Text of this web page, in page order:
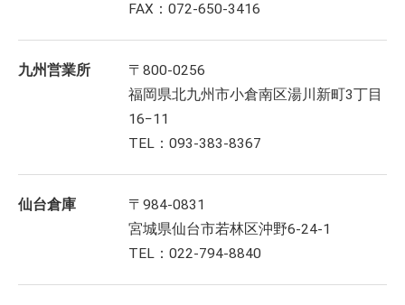
FAX：072-650-3416
九州営業所
〒800-0256
福岡県北九州市小倉南区湯川新町3丁目
16−11
TEL：093-383-8367
仙台倉庫
〒984-0831
宮城県仙台市若林区沖野6-24-1
TEL：022-794-8840